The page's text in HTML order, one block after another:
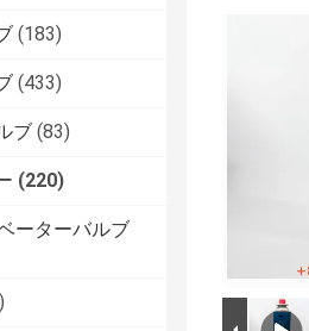
(183)
(433)
ブ (83)
(220)
ーターバルブ